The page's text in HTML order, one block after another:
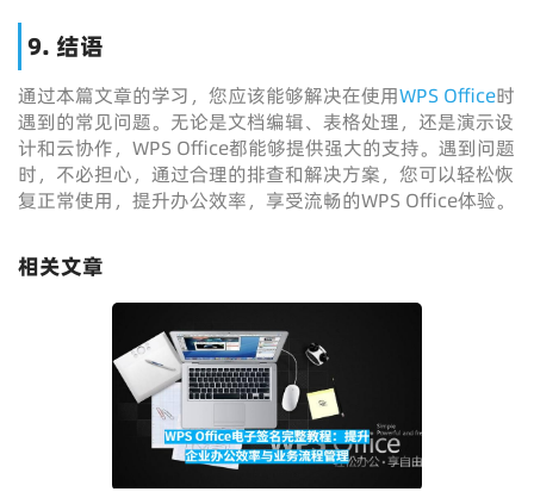
9. 结语
通过本篇文章的学习，您应该能够解决在使用WPS Office时
遇到的常见问题。无论是文档编辑、表格处理，还是演示设
计和云协作，WPS Office都能够提供强大的支持。遇到问题
时，不必担心，通过合理的排查和解决方案，您可以轻松恢
复正常使用，提升办公效率，享受流畅的WPS Office体验。
相关文章